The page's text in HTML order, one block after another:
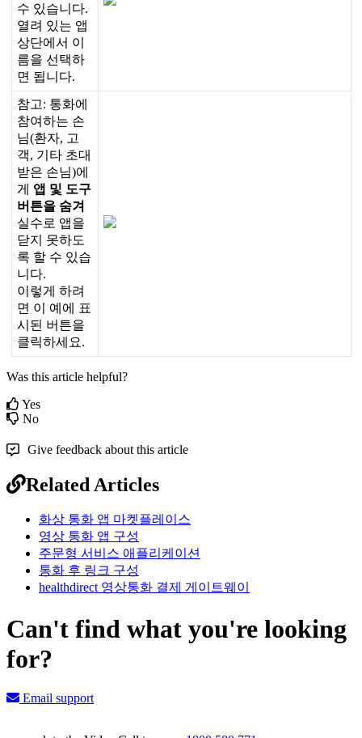
수 있습니 다.
열려 있는 앱
상단에 서 이
름을 선 택하
면 됩니 다.
참고: 통화에
참여하는 손
님(환자, 고
객, 기 타 초대
받은 손님)에
게 앱 및 도구
버 튼을 숨겨
실수로 앱을
닫지 못하도
록 할 수 있습
니 다.
이 렇게 하려
면 이 예 에
표
시 된 버 튼을
클릭하세 요.
Was this article helpful?
Yes
No
Give feedback about this article
Related Articles
화상 통화 앱 마켓플레이스
영상 통화 앱 구성
주문형 서비스 애플리케이션
통화 후 링크 구성
healthdirect 영상통화 결제 게이트웨이
Can't find what you're looking
for?
Email support